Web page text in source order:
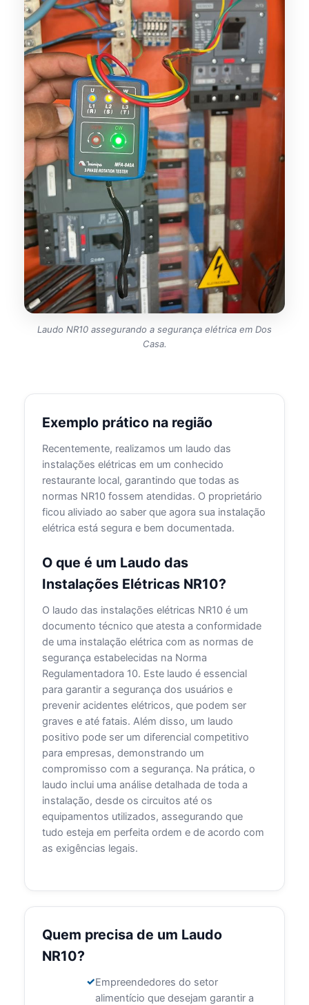
Laudo NR10 assegurando a segurança elétrica em Dos
Casa.
Exemplo prático na região
Recentemente, realizamos um laudo das
instalações elétricas em um conhecido
restaurante local, garantindo que todas as
normas NR10 fossem atendidas. O proprietário
ficou aliviado ao saber que agora sua instalação
elétrica está segura e bem documentada.
O que é um Laudo das
Instalações Elétricas NR10?
O laudo das instalações elétricas NR10 é um
documento técnico que atesta a conformidade
de uma instalação elétrica com as normas de
segurança estabelecidas na Norma
Regulamentadora 10. Este laudo é essencial
para garantir a segurança dos usuários e
prevenir acidentes elétricos, que podem ser
graves e até fatais. Além disso, um laudo
positivo pode ser um diferencial competitivo
para empresas, demonstrando um
compromisso com a segurança. Na prática, o
laudo inclui uma análise detalhada de toda a
instalação, desde os circuitos até os
equipamentos utilizados, assegurando que
tudo esteja em perfeita ordem e de acordo com
as exigências legais.
Quem precisa de um Laudo
NR10?
Empreendedores do setor
alimentício que desejam garantir a